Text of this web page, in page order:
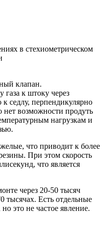
в стехиометрическом
клапан.
газа к штоку через
к седлу, перпендикулярно
нет возможности продуть
нагрузкам и
что приводит к более
При этом скорость
что является
через 20-50 тысяч
тысячах. Есть отдельные
это не частое явление.